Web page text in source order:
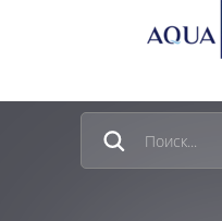
г. Новосибирск, ул.